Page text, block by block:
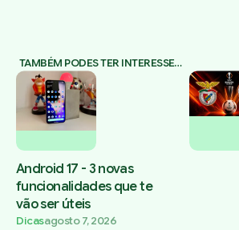
TAMBÉM PODES TER INTERESSE…
Android 17 - 3 novas
funcionalidades que te
vão ser úteis
Dicasagosto 7, 2026